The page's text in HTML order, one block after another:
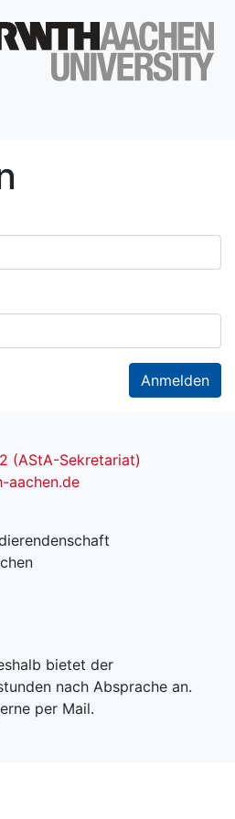
Anmelden
(AStA-Sekretariat)
aachen.de
bietet der
nach Absprache an.
per Mail.